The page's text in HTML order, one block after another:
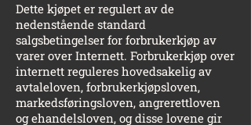
Dette kjøpet er regulert av de
nedenstående standard
salgsbetingelser for forbrukerkjøp av
varer over Internett. Forbrukerkjøp over
internett reguleres hovedsakelig av
avtaleloven, forbrukerkjøpsloven,
markedsføringsloven, angrerettloven
og ehandelsloven, og disse lovene gir